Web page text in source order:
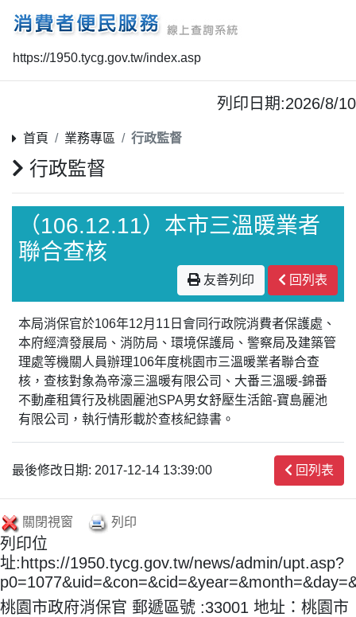
https://1950.tycg.gov.tw/index.asp
列印日期:2026/8/10
首頁 業務專區 行政監督
行政監督
（106.12.11）本市三溫暖業者
聯合查核
友善列印 回列表
本局消保官於106年12月11日會同行政院消費者保護處、
本府經濟發展局、消防局、環境保護局、警察局及建築管
理處等機關人員辦理106年度桃園市三溫暖業者聯合查
核，查核對象為帝濠三溫暖有限公司、大番三溫暖-錦番
不動產租賃行及桃園麗池SPA男女舒壓生活館-寶島麗池
有限公司，執行情形載於查核紀錄書。
最後修改日期: 2017-12-14 13:39:00 回列表
關閉視窗 列印
列印位
址:https://1950.tycg.gov.tw/news/admin/upt.asp?
桃園市政府消保官 郵遞區號 :33001 地址：桃園市